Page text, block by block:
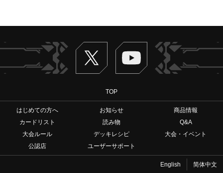
Twitter ヴァンガードch
TOP
はじめての方へ お知らせ
商品情報
カードリスト
読み物
Q&A
大会ルール
デッキレシピ
大会・イベント
公認店
ユーザーサポート
English 简体中文